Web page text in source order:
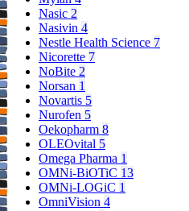
Nasic 2
Nasivin 4
Nestle Health Science 7
Nicorette 7
NoBite 2
Norsan 1
Novartis 5
Nurofen 5
Oekopharm 8
OLEOvital 5
Omega Pharma 1
OMNi-BiOTiC 13
OMNi-LOGiC 1
OmniVision 4